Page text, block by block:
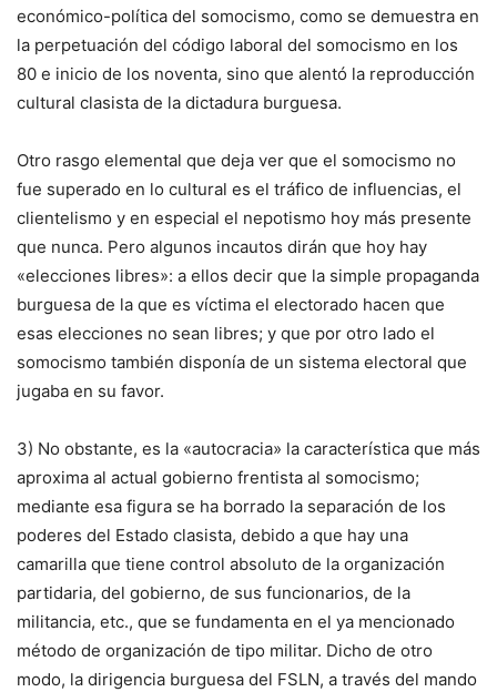
económico-política del somocismo, como se demuestra en
la perpetuación del código laboral del somocismo en los
80 e inicio de los noventa, sino que alentó la reproducción
cultural clasista de la dictadura burguesa.
Otro rasgo elemental que deja ver que el somocismo no
fue superado en lo cultural es el tráfico de influencias, el
clientelismo y en especial el nepotismo hoy más presente
que nunca. Pero algunos incautos dirán que hoy hay
«elecciones libres»: a ellos decir que la simple propaganda
burguesa de la que es víctima el electorado hacen que
esas elecciones no sean libres; y que por otro lado el
somocismo también disponía de un sistema electoral que
jugaba en su favor.
3) No obstante, es la «autocracia» la característica que más
aproxima al actual gobierno frentista al somocismo;
mediante esa figura se ha borrado la separación de los
poderes del Estado clasista, debido a que hay una
camarilla que tiene control absoluto de la organización
partidaria, del gobierno, de sus funcionarios, de la
militancia, etc., que se fundamenta en el ya mencionado
método de organización de tipo militar. Dicho de otro
modo, la dirigencia burguesa del FSLN, a través del mando